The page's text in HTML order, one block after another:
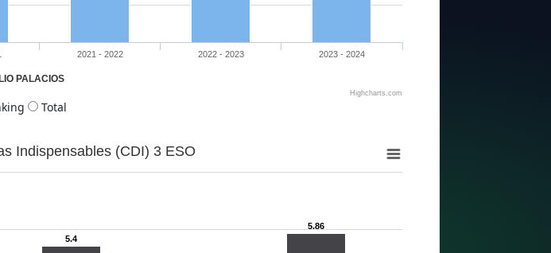
PALACIOS
2021 - 2022 2022 - 2023 2023 - 2024
Highcharts.com
Total
Indispensables (CDI) 3 ESO
5.4
5.86
80.16